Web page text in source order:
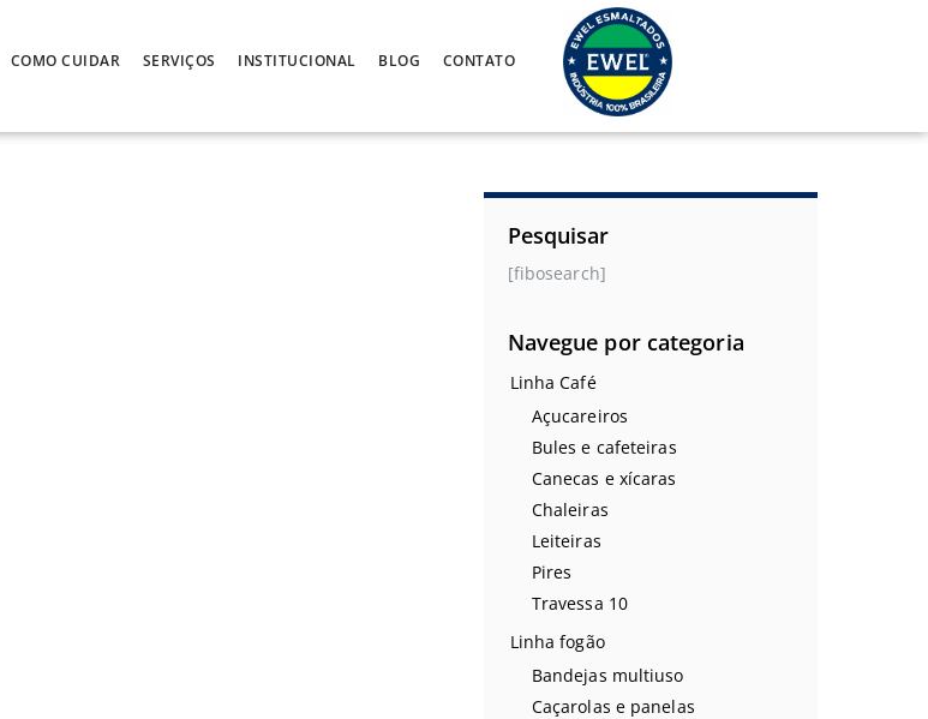
COMO CUIDAR SERVIÇOS INSTITUCIONAL BLOG CONTATO
Pesquisar
[fibosearch]
Navegue por categoria
Linha Café
Açucareiros
Bules e cafeteiras
Canecas e xícaras
Chaleiras
Leiteiras
Pires
Travessa 10
Linha fogão
Bandejas multiuso
Caçarolas e panelas